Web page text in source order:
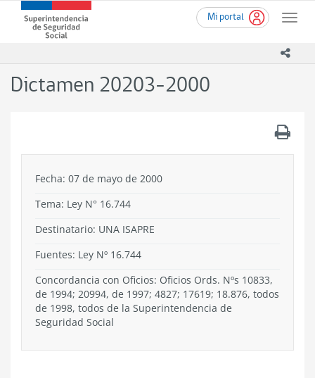
contenido
Mi portal
Toggle
Superintendencia
de
-
Dictamen 20203-2000
Fecha: 07 de mayo de 2000
Tema: Ley N° 16.744
Destinatario: UNA ISAPRE
Fuentes: Ley Nº 16.744
Concordancia con Oficios: Oficios Ords. Nºs 10833,
de 1994; 20994, de 1997; 4827; 17619; 18.876, todos
de 1998, todos de la Superintendencia de
Seguridad Social